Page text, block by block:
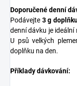
Doporučené denní
Podávejte 3 g
denní dávku je
U psů velkých
doplňku na den.
Příklady dávkování: